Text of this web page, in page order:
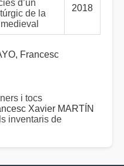
d’un
de la
2018
Francesc
i tocs
Xavier MARTÍN
inventaris de